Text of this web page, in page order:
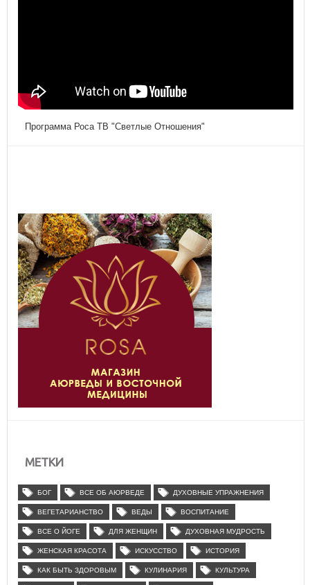
Программа Роса ТВ "Светлые Отношения"
МЕТКИ
БОГ ВСЕ ОБ АЮРВЕДЕ ДУХОВНЫЕ УПРАЖНЕНИЯ
ВЕГЕТАРИАНСТВО ВЕДЫ ВОСПИТАНИЕ
ВСЕ О ЙОГЕ ДЛЯ ЖЕНЩИН ДУХОВНАЯ МУДРОСТЬ
ЖЕНСКАЯ КРАСОТА ИСКУССТВО ИСТОРИЯ
КАК БЫТЬ ЗДОРОВЫМ КУЛИНАРИЯ КУЛЬТУРА